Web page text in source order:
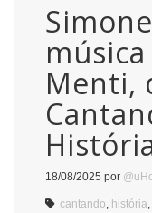
Menti,
18/08/2025 por
cantando história